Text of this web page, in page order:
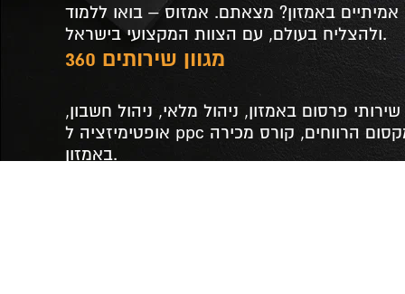
באמזון? מצאתם. אמזוס – בואו ללמוד
ולהצליח בעולם, עם הצוות המקצועי בישראל.
מגוון שירותים 360
פרסום באמזון, ניהול מלאי, ניהול חשבון,
אופטימיזציה ל ppc הרחבת פעילות, מקסום הרווחים, קורס מכירה
באמזון.